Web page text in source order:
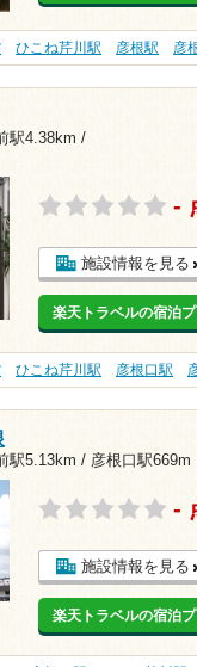
ひこね芹川駅 彦根駅 彦
駅4.38km /
-
施設情報を見る
楽天トラベルの宿泊
ひこね芹川駅 彦根口駅
駅5.13km / 彦根口駅669m
-
施設情報を見る
楽天トラベルの宿泊